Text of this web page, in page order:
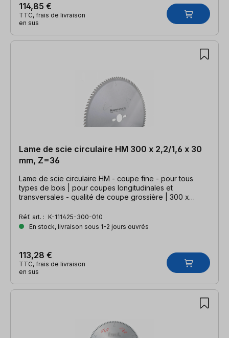
114,85 €
TTC, frais de livraison
en sus
Lame de scie circulaire HM 300 x 2,2/1,6 x 30
mm, Z=36
Lame de scie circulaire HM - coupe fine - pour tous
types de bois | pour coupes longitudinales et
transversales - qualité de coupe grossière | 300 x
Réf. art. : K-111425-300-010
En stock, livraison sous 1-2 jours ouvrés
113,28 €
TTC, frais de livraison
en sus